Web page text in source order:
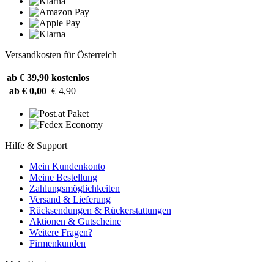
Versandkosten für Österreich
ab € 39,90 kostenlos
ab € 0,00 € 4,90
Hilfe & Support
Mein Kundenkonto
Meine Bestellung
Zahlungsmöglichkeiten
Versand & Lieferung
Rücksendungen & Rückerstattungen
Aktionen & Gutscheine
Weitere Fragen?
Firmenkunden